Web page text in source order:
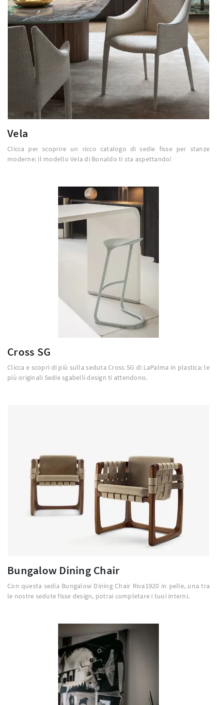
Vela
Clicca per scoprire un ricco catalogo di sedie fisse per stanze
moderne: il modello Vela di Bonaldo ti sta aspettando!
Cross SG
Clicca e scopri di più sulla seduta Cross SG di LaPalma in plastica: le
più originali Sedie sgabelli design ti attendono.
Bungalow Dining Chair
Con questa sedia Bungalow Dining Chair Riva1920 in pelle, una tra
le nostre sedute fisse design, potrai completare i tuoi interni.